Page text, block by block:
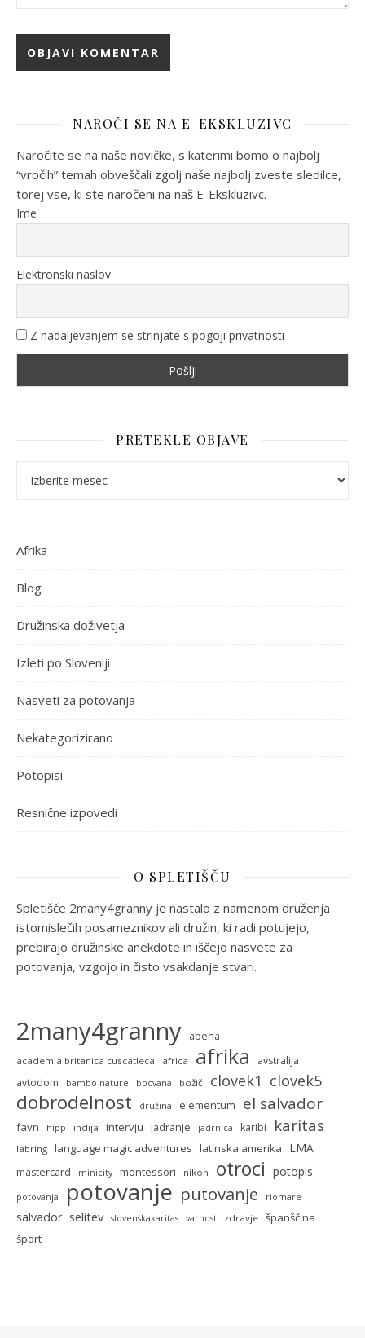
NAROČI SE NA E-EKSKLUZIVC
Naročite se na naše novičke, s katerimi bomo o najbolj
“vročih” temah obveščali zgolj naše najbolj zveste sledilce,
torej vse, ki ste naročeni na naš E-Ekskluzivc.
Ime
Elektronski naslov
Z nadaljevanjem se strinjate s pogoji privatnosti
PRETEKLE OBJAVE
Afrika
Blog
Družinska doživetja
Izleti po Sloveniji
Nasveti za potovanja
Nekategorizirano
Potopisi
Resnične izpovedi
O SPLETIŠČU
Spletišče 2many4granny je nastalo z namenom druženja
istomislečih posameznikov ali družin, ki radi potujejo,
prebirajo družinske anekdote in iščejo nasvete za
potovanja, vzgojo in čisto vsakdanje stvari.
2many4granny abena
academia britanica cuscatleca africa afrika
avstralija
avtodom
bambo nature bocvana božič clovek1 clovek5
dobrodelnost družina elementum el salvador
favn hipp indija intervju jadranje jadrnica karibi karitas
labring language magic adventures latinska amerika LMA
mastercard minicity montessori nikon otroci potopis
potovanja potovanje putovanje riomare
salvador selitev slovenskakaritas varnost zdravje španščina
šport